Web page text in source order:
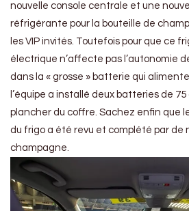
nouvelle console centrale et une
réfrigérante pour la bouteille de
les VIP invités. Toutefois pour que ce
électrique n’affecte pas l’autonomie
dans la « grosse » batterie qui
l’équipe a installé deux batteries de
plancher du coffre. Sachez enfin que
du frigo a été revu et complété par de
champagne.